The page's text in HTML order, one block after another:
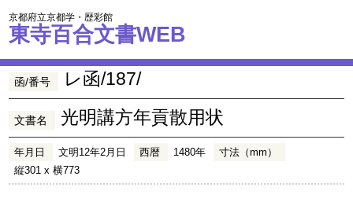
京都府立京都学・歴彩館
東寺百合文書WEB
函/番号 レ函/187/
文書名 光明講方年貢散用状
年月日 文明12年2月日 西暦 1480年
寸法（mm）
縦301 x 横773